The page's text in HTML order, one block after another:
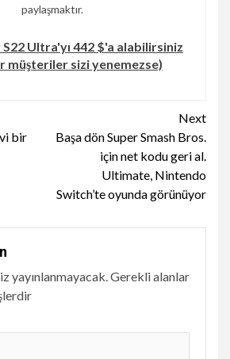
paylaşmaktır.
S22 Ultra'yı 442 $'a alabilirsiniz
müşteriler sizi yenemezse)
bir
Next
Başa dön Super Smash Bros.
için net kodu geri al.
Ultimate, Nintendo
Switch’te oyunda görünüyor
yayınlanmayacak.Gerekli alanlar